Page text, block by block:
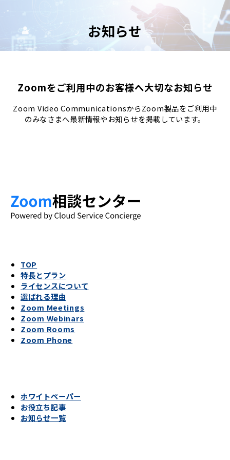
お知らせ
Zoomをご利用中のお客様へ大切なお知らせ
Zoom Video CommunicationsからZoom製品をご利用中
のみなさまへ最新情報やお知らせを掲載しています。
TOP
特長とプラン
ライセンスについて
選ばれる理由
Zoom Meetings
Zoom Webinars
Zoom Rooms
Zoom Phone
ホワイトペーパー
お役立ち記事
お知らせ一覧